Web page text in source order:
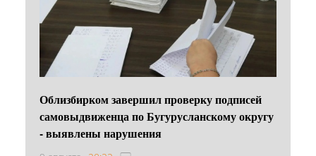
Облизбирком завершил проверку подписей
самовыдвиженца по Бугурусланскому округу
- выявлены нарушения